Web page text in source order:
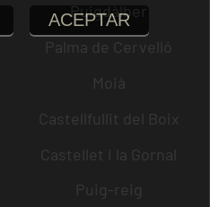
Puigdàlber
Palma de Cervelló
Moià
Castellfullit del Boix
Castellet i la Gornal
Puig-reig
ACEPTAR